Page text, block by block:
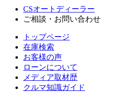
CSオートディーラー
ご相談・お問い合わせ
トップページ
在庫検索
お客様の声
ローンについて
メディア取材歴
クルマ知識ガイド